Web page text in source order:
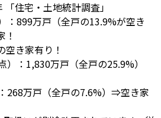
「住宅・土地統計調査」
：899万戸（全戸の13.9%が空き
空き家有り！
）：1,830万戸（全戸の25.9%）
268万戸（全戸の7.6%）⇒空き家